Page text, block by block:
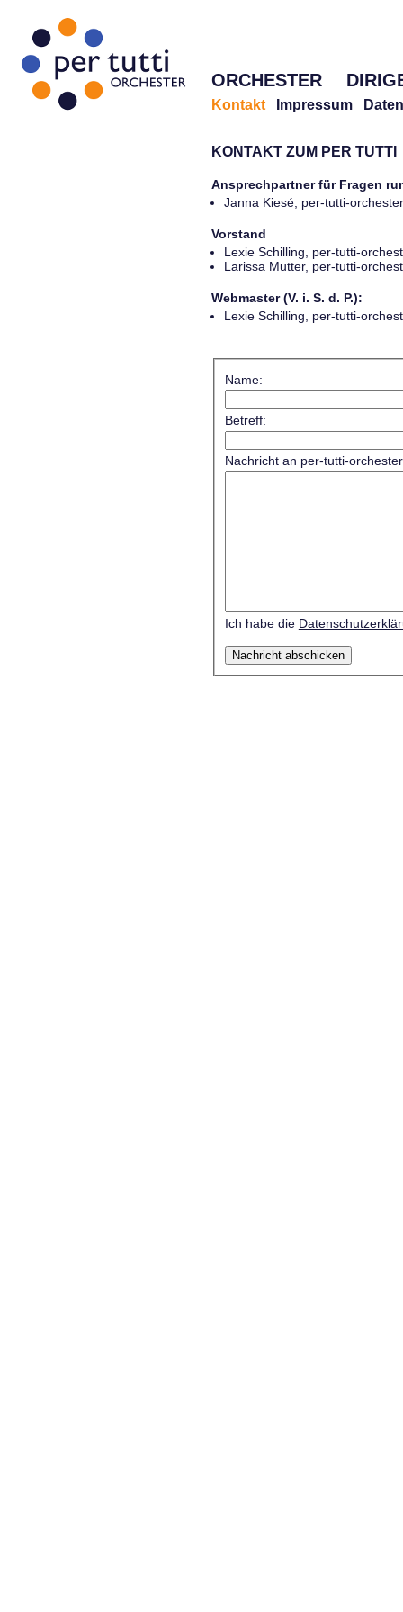
ORCHESTER
Kontakt Impressum
KONTAKT ZUM PER TUTTI
Ansprechpartner für Fragen
Janna Kiesé, per-tutti-
Vorstand
Lexie Schilling, per-tutti-
Larissa Mutter, per-tutti-
Webmaster (V. i. S. d. P.):
Lexie Schilling, per-tutti-
Name:
Betreff:
Nachricht an per-tutti-
Ich habe die